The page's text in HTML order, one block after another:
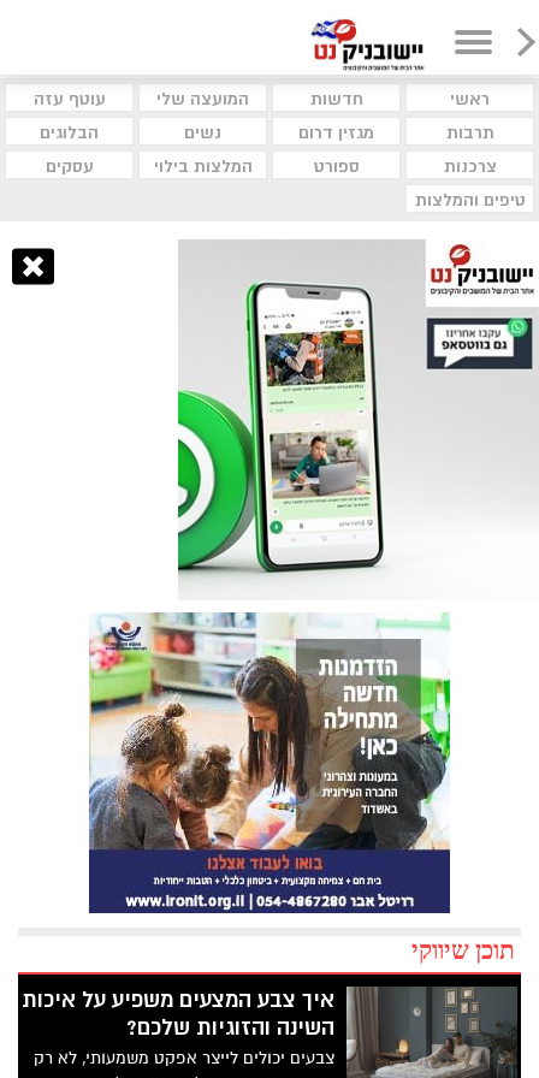
ראשי חדשות המועצה שלי
עוטף עזה
תרבות
מגזין דרום נשים
הבלוגים
צרכנות
ספורט המלצות בילוי
עסקים
טיפים והמלצות
תוכן שיווקי
איך צבע המצעים משפיע על איכות
השינה והזוגיות שלכם?
צבעים יכולים לייצר אפקט משמעותי, לא רק